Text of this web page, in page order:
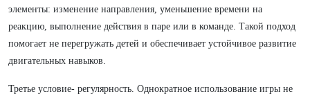
элементы: изменение направления, уменьшение времени на
реакцию, выполнение действия в паре или в команде. Такой подход
помогает не перегружать детей и обеспечивает устойчивое развитие
двигательных навыков.
Третье условие- регулярность. Однократное использование игры не